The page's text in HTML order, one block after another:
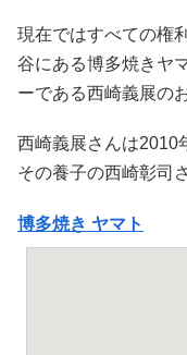
現在ではすべての権
谷にある博多焼きヤ
ーである西崎義展の
西崎義展さんは2010
その養子の西崎彰司
博多焼き ヤマト